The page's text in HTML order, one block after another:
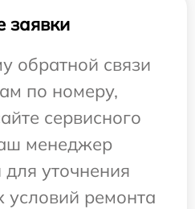
заявки
обратной связи
по номеру,
сервисного
менеджер
уточнения
условий ремонта